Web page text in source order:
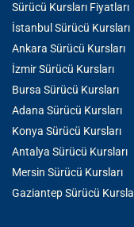
Sürücü Kursları Fiyatları
İstanbul Sürücü Kursları
Ankara Sürücü Kursları
İzmir Sürücü Kursları
Bursa Sürücü Kursları
Adana Sürücü Kursları
Konya Sürücü Kursları
Antalya Sürücü Kursları
Mersin Sürücü Kursları
Gaziantep Sürücü